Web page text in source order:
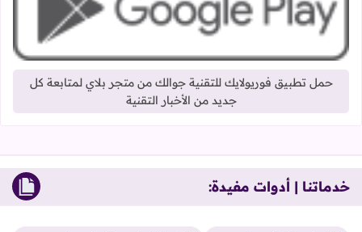
حمل تطبيق فوريولايك للتقنية جوالك من متجر بلاي لمتابعة كل
جديد من الأخبار التقنية
خدماتنا | أدوات مفيدة: